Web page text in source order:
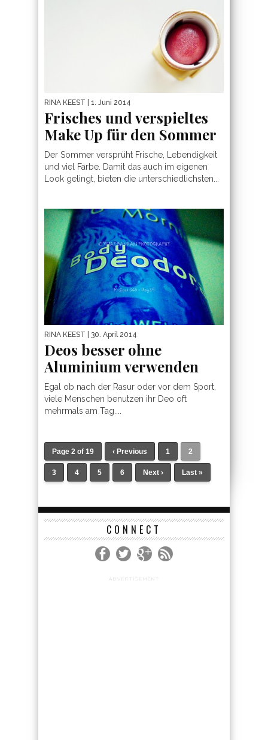
RINA KEEST | 1. Juni 2014
Frisches und verspieltes
Make Up für den Sommer
Der Sommer versprüht Frische, Lebendigkeit
und viel Farbe. Damit das auch im eigenen
Look gelingt, bieten die unterschiedlichsten...
RINA KEEST | 30. April 2014
Deos besser ohne
Aluminium verwenden
Egal ob nach der Rasur oder vor dem Sport,
viele Menschen benutzen ihr Deo oft
mehrmals am Tag....
Page 2 of 19 ‹ Previous 1 2
3 4 5 6 Next › Last »
CONNECT
ADVERTISEMENT